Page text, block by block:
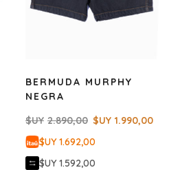
BERMUDA MURPHY
NEGRA
$UY 2.890,00 $UY 1.990,00
$UY 1.692,00
$UY 1.592,00